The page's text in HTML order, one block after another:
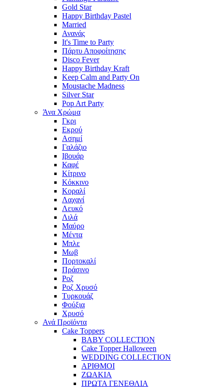
Gold Star
Happy Birthday Pastel
Married
Ανανάς
It's Time to Party
Πάρτυ Αποφοίτησης
Disco Fever
Happy Birthday Kraft
Keep Calm and Party On
Moustache Madness
Silver Star
Pop Art Party
Άνα Χρώμα
Γκρι
Εκρού
Ασημί
Γαλάζιο
Ιβουάρ
Καφέ
Κίτρινο
Κόκκινο
Κοραλί
Λαχανί
Λευκό
Λιλά
Μαύρο
Μέντα
Μπλε
Μωβ
Πορτοκαλί
Πράσινο
Ροζ
Ροζ Χρυσό
Τυρκουάζ
Φούξια
Χρυσό
Ανά Προϊόντα
Cake Toppers
BABY COLLECTION
Cake Topper Halloween
WEDDING COLLECTION
ΑΡΙΘΜΟΙ
ΖΩΑΚΙΑ
ΠΡΩΤΑ ΓΕΝΕΘΛΙΑ